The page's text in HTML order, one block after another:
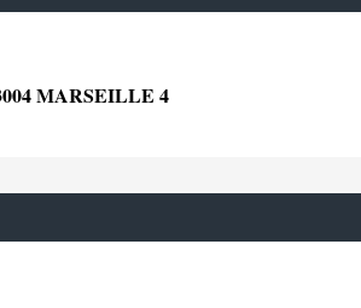
MARSEILLE 4